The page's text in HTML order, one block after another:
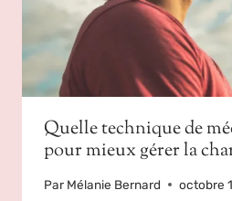
Quelle technique de
pour mieux gérer la
Par Mélanie Bernard octobre